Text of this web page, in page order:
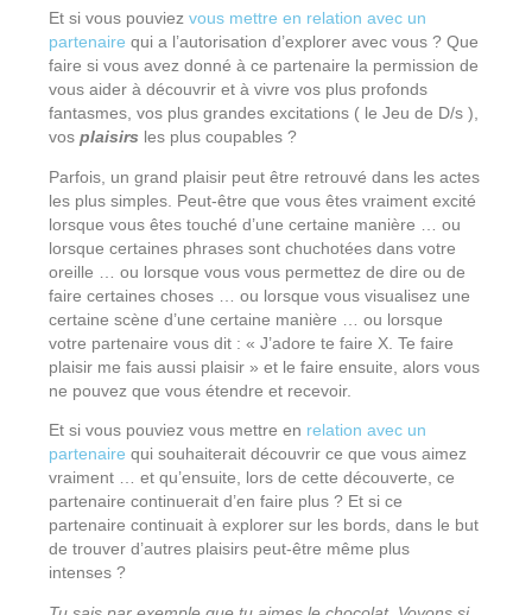
Et si vous pouviez vous mettre en relation avec un
partenaire qui a l’autorisation d’explorer avec vous ? Que
faire si vous avez donné à ce partenaire la permission de
vous aider à découvrir et à vivre vos plus profonds
fantasmes, vos plus grandes excitations ( le Jeu de D/s ),
vos plaisirs les plus coupables ?
Parfois, un grand plaisir peut être retrouvé dans les actes
les plus simples. Peut-être que vous êtes vraiment excité
lorsque vous êtes touché d’une certaine manière … ou
lorsque certaines phrases sont chuchotées dans votre
oreille … ou lorsque vous vous permettez de dire ou de
faire certaines choses … ou lorsque vous visualisez une
certaine scène d’une certaine manière … ou lorsque
votre partenaire vous dit : « J’adore te faire X. Te faire
plaisir me fais aussi plaisir » et le faire ensuite, alors vous
ne pouvez que vous étendre et recevoir.
Et si vous pouviez vous mettre en relation avec un
partenaire qui souhaiterait découvrir ce que vous aimez
vraiment … et qu’ensuite, lors de cette découverte, ce
partenaire continuerait d’en faire plus ? Et si ce
partenaire continuait à explorer sur les bords, dans le but
de trouver d’autres plaisirs peut-être même plus
intenses ?